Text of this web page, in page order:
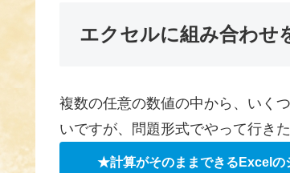
エクセルに組み合わせ
複数の任意の数値の中から、いく
いですが、問題形式でやって行き
★計算がそのままできるExcelの